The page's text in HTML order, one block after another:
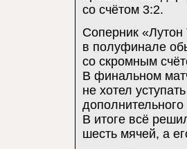
со счётом 3:2.
Соперник
в полуфинале
со скромным
В финальном
не хотел
В итоге всё
шесть мячей, а